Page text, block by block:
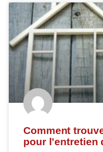
Comment
pour l’entretien